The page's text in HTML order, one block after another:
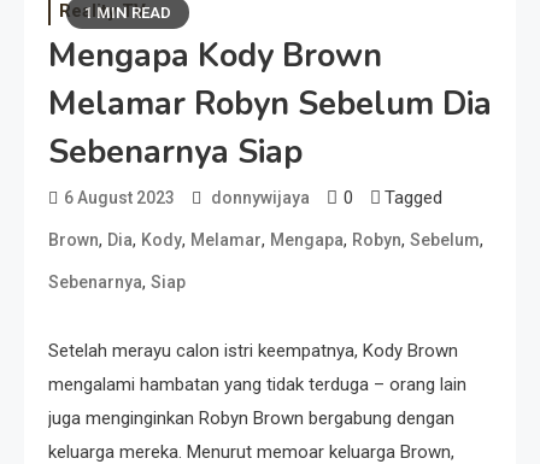
1 MIN READ
Reality TV
Mengapa Kody Brown
Melamar Robyn Sebelum Dia
Sebenarnya Siap
6 August 2023 donnywijaya 0 Tagged
Brown, Dia, Kody, Melamar, Mengapa, Robyn, Sebelum,
Sebenarnya, Siap
Setelah merayu calon istri keempatnya, Kody Brown
mengalami hambatan yang tidak terduga – orang lain
juga menginginkan Robyn Brown bergabung dengan
keluarga mereka. Menurut memoar keluarga Brown,